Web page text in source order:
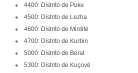
4400: Distrito de Puke
4500: Distrito de Lezha
4600: Distrito de Mirditë
4700: Distrito de Kurbin
5000: Distrito de Berat
5300: Distrito de Kuçovë